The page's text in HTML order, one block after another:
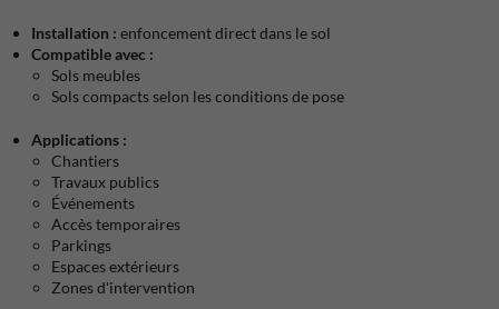
Installation : enfoncement direct dans le sol
Compatible avec :
Sols meubles
Sols compacts selon les conditions de pose
Applications :
Chantiers
Travaux publics
Événements
Accès temporaires
Parkings
Espaces extérieurs
Zones d'intervention